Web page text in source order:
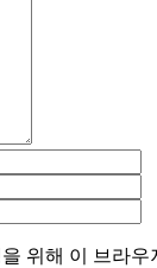
위해 이 브라우